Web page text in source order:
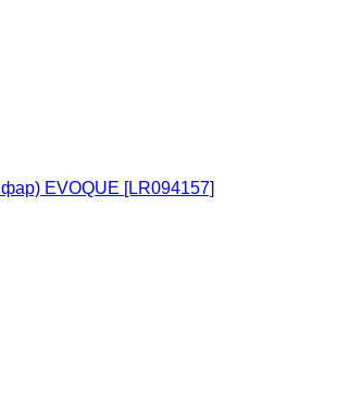
EVOQUE [LR094157]